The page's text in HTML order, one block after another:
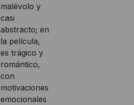
malévolo y
casi
abstracto; en
la película,
es trágico y
romántico,
con
motivaciones
emocionales